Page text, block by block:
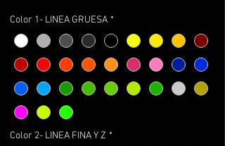
Color 1- LINEA GRUESA *
Color 2- LINEA FINA Y Z *